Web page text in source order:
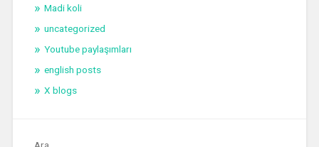
Madi koli
uncategorized
Youtube paylaşımları
english posts
X blogs
Ara